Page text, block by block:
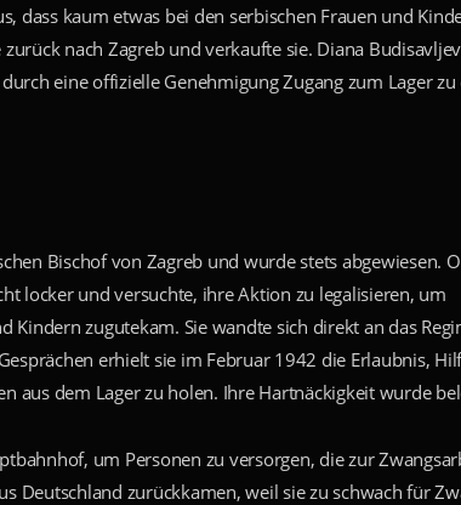
dass kaum etwas bei den serbischen Frauen und
nach Zagreb und verkaufte sie. Diana
eine offizielle Genehmigung Zugang zum Lager
Bischof von Zagreb und wurde stets abgewiesen.
locker und versuchte, ihre Aktion zu legalisieren, um
Kindern zugutekam. Sie wandte sich direkt an das
erhielt sie im Februar 1942 die Erlaubnis,
aus dem Lager zu holen. Ihre Hartnäckigkeit wurde
um Personen zu versorgen, die zur
Deutschland zurückkamen, weil sie zu schwach für